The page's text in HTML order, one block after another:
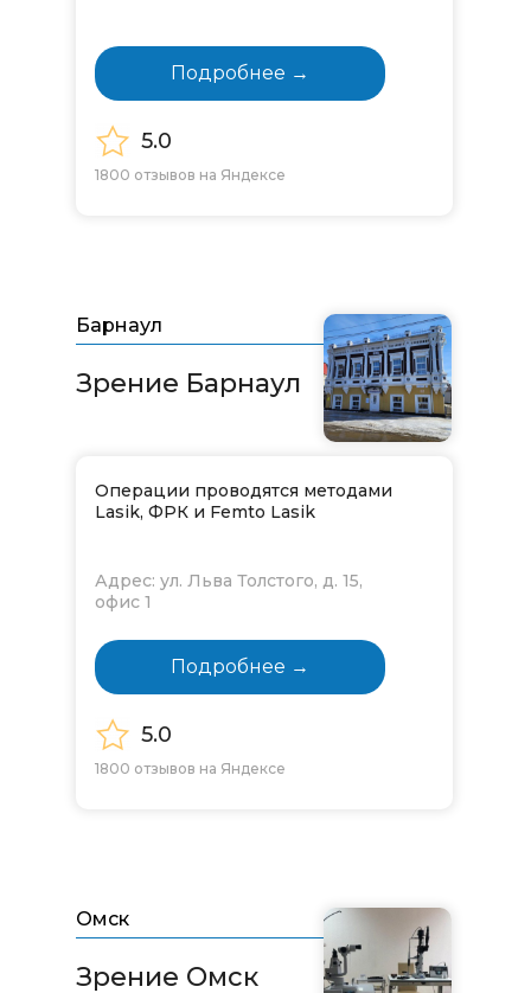
Подробнее →
5.0
1800 отзывов на Яндексе
Барнаул
Зрение Барнаул
Операции проводятся методами
Lasik, ФРК и Femto Lasik
Подробнее →
Адрес: ул. Льва Толстого, д. 15,
офис 1
5.0
1800 отзывов на Яндексе
Омск
Зрение Омск​​​​​​​